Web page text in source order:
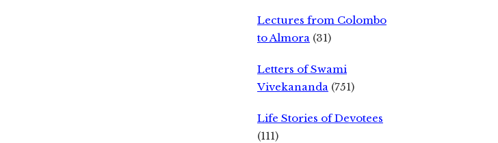
Lectures from Colombo
to Almora (31)
Letters of Swami
Vivekananda (751)
Life Stories of Devotees
(111)